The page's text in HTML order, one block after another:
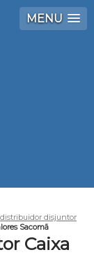
MENU
distribuidor disjuntor
Sacomã
Caixa